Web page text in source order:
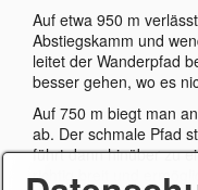
Auf etwa 950 m
Abstiegskamm und
leitet der Wanderpfad
besser gehen, wo es
Auf 750 m biegt man
ab. Der schmale Pfad
führt dann hinüber zu
richtig breit und